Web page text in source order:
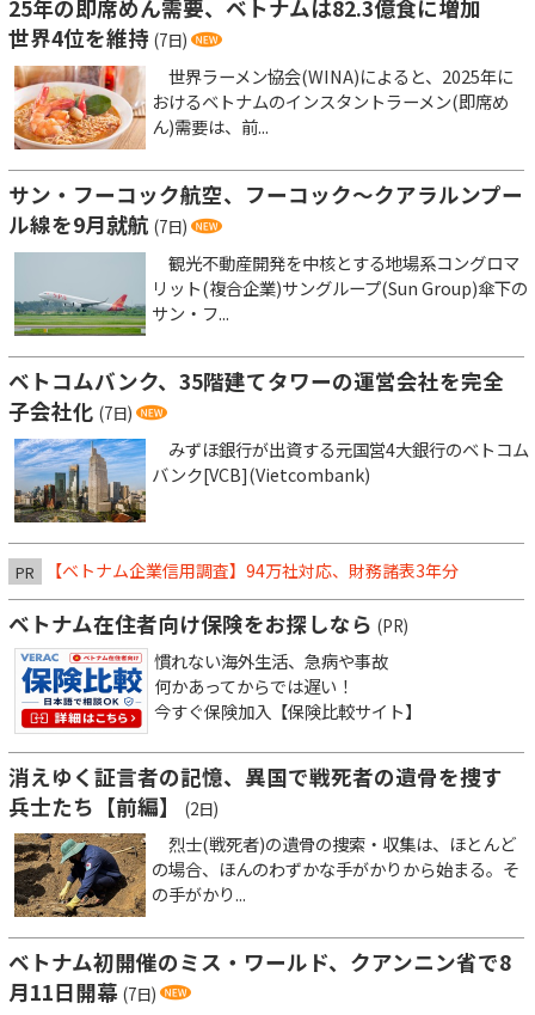
25年の即席めん需要、ベトナムは82.3億食に増加
世界4位を維持 (7日)
世界ラーメン協会(WINA)によると、2025年に
おけるベトナムのインスタントラーメン(即席め
ん)需要は、前...
サン・フーコック航空、フーコック～クアラルンプー
ル線を9月就航 (7日)
観光不動産開発を中核とする地場系コングロマ
リット(複合企業)サングループ(Sun Group)傘下の
サン・フ...
ベトコムバンク、35階建てタワーの運営会社を完全
子会社化 (7日)
みずほ銀行が出資する元国営4大銀行のベトコム
バンク[VCB](Vietcombank)
PR 【ベトナム企業信用調査】94万社対応、財務諸表3年分
ベトナム在住者向け保険をお探しなら (PR)
慣れない海外生活、急病や事故
何かあってからでは遅い！
今すぐ保険加入【保険比較サイト】
消えゆく証言者の記憶、異国で戦死者の遺骨を捜す
兵士たち【前編】
(2日)
烈士(戦死者)の遺骨の捜索・収集は、ほとんど
の場合、ほんのわずかな手がかりから始まる。そ
の手がかり...
ベトナム初開催のミス・ワールド、クアンニン省で8
月11日開幕 (7日)